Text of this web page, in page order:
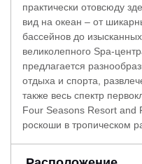
практически отовсюду
вид на океан – от
бассейнов до
великолепного Spa-
предлагается
отдыха и спорта,
также весь спектр
Four Seasons Resort and
роскоши в тропическом